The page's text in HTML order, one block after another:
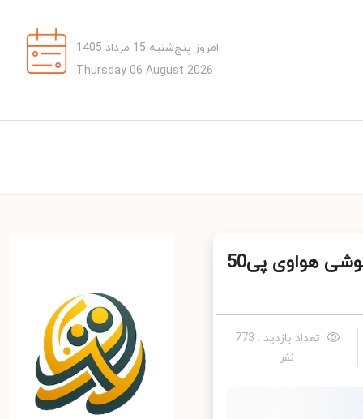
امروز پنج‌شنبه 15 مرداد 1405
Thursday 06 August 2026
استقبال بی نظیر خریداران از نسخه Rippling Clouds گوشی هواوی پی50
تعداد بازدید : 773
نفر